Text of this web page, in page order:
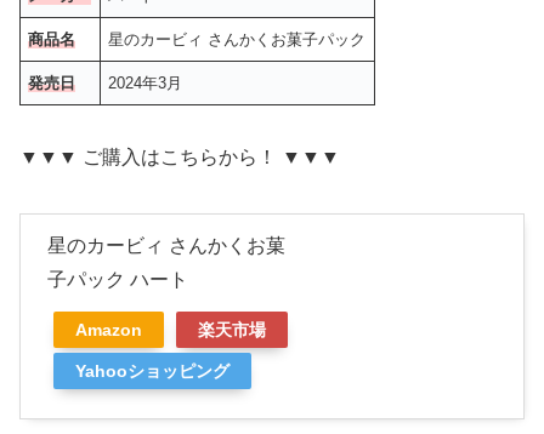
商品名 星のカービィ さんかくお菓子パック
発売日 2024年3月
▼▼▼ ご購入はこちらから！ ▼▼▼
星のカービィ さんかくお菓
子パック ハート
Amazon 楽天市場
Yahooショッピング